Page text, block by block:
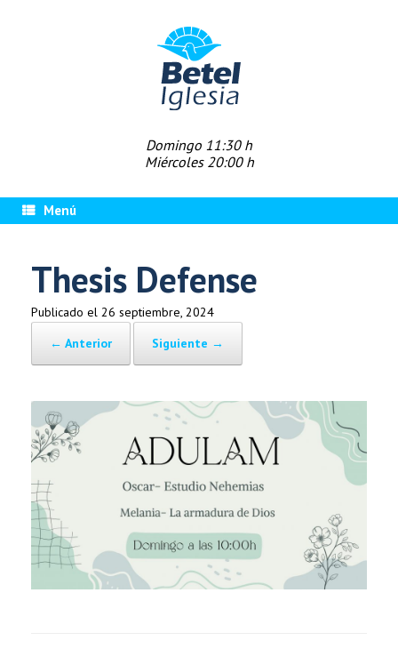
Domingo 11:30 h
Miércoles 20:00 h
Menú
Thesis Defense
Publicado el 26 septiembre, 2024
← Anterior
Siguiente →